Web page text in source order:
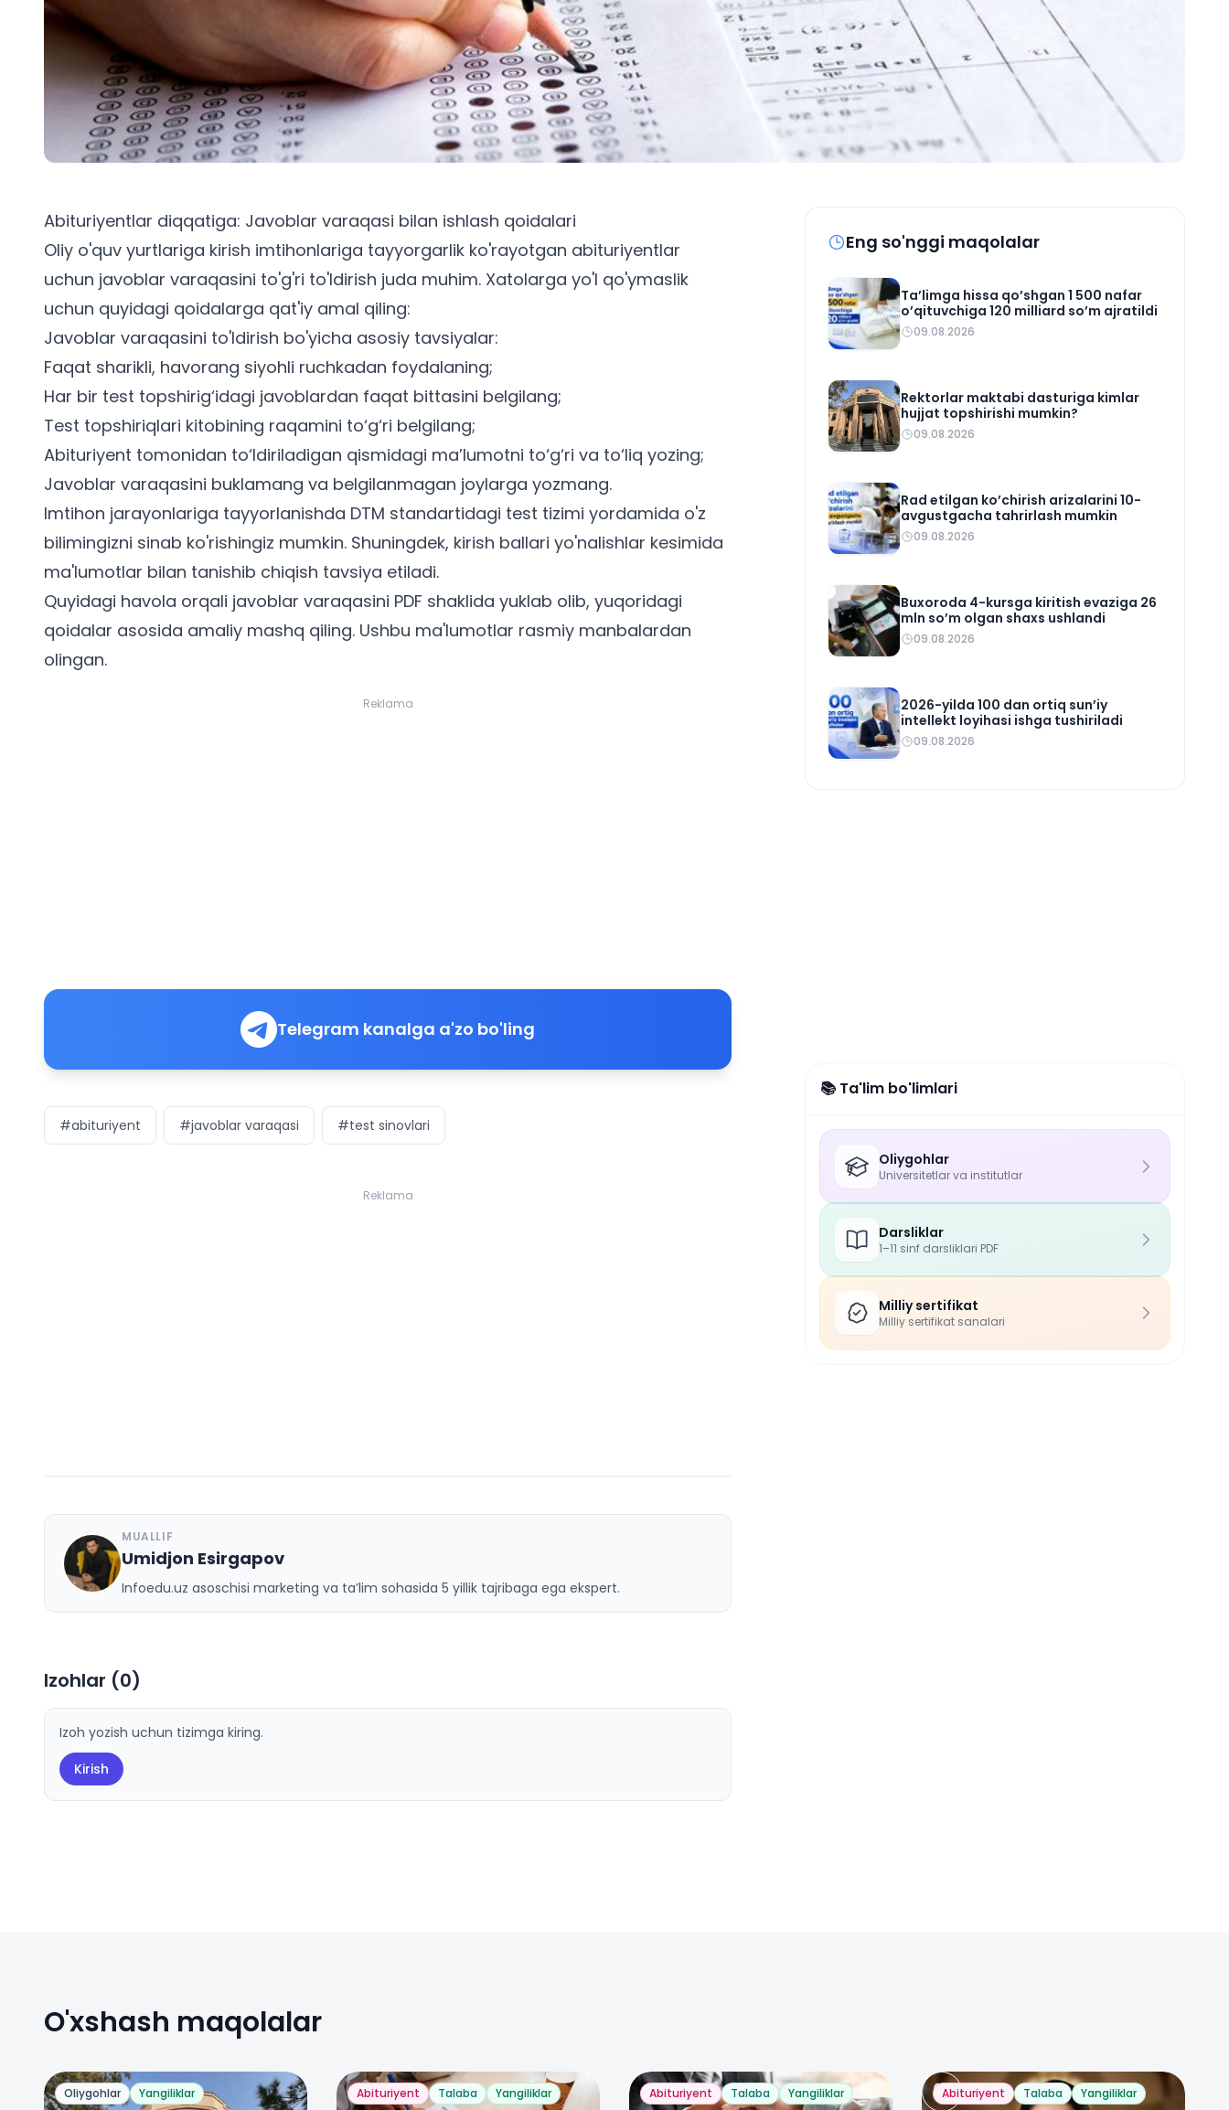
Abituriyentlar diqqatiga: Javoblar varaqasi bilan ishlash qoidalari
Oliy o'quv yurtlariga kirish imtihonlariga tayyorgarlik ko'rayotgan abituriyentlar
uchun javoblar varaqasini to'g'ri to'ldirish juda muhim. Xatolarga yo'l qo'ymaslik
uchun quyidagi qoidalarga qat'iy amal qiling:
Javoblar varaqasini to'ldirish bo'yicha asosiy tavsiyalar:
Faqat sharikli, havorang siyohli ruchkadan foydalaning;
Har bir test topshirig‘idagi javoblardan faqat bittasini belgilang;
Test topshiriqlari kitobining raqamini to‘g‘ri belgilang;
Abituriyent tomonidan to‘ldiriladigan qismidagi ma’lumotni to‘g‘ri va to‘liq yozing;
Javoblar varaqasini buklamang va belgilanmagan joylarga yozmang.
Imtihon jarayonlariga tayyorlanishda DTM standartidagi test tizimi yordamida o'z
bilimingizni sinab ko'rishingiz mumkin. Shuningdek, kirish ballari yo'nalishlar kesimida
ma'lumotlar bilan tanishib chiqish tavsiya etiladi.
Quyidagi havola orqali javoblar varaqasini PDF shaklida yuklab olib, yuqoridagi
qoidalar asosida amaliy mashq qiling. Ushbu ma'lumotlar rasmiy manbalardan
olingan.
Reklama
Telegram kanalga a'zo bo'ling
#abituriyent #javoblar varaqasi #test sinovlari
Reklama
U
MUALLIF
Umidjon Esirgapov
Infoedu.uz asoschisi marketing va ta’lim sohasida 5 yillik tajribaga ega ekspert.
Izohlar (0)
Izoh yozish uchun tizimga kiring.
Kirish
Eng so'nggi maqolalar
Ta’limga hissa qo’shgan 1 500 nafar
o’qituvchiga 120 milliard so’m ajratildi
09.08.2026
Rektorlar maktabi dasturiga kimlar
hujjat topshirishi mumkin?
09.08.2026
Rad etilgan ko’chirish arizalarini 10-
avgustgacha tahrirlash mumkin
09.08.2026
Buxoroda 4-kursga kiritish evaziga 26
mln so’m olgan shaxs ushlandi
09.08.2026
2026-yilda 100 dan ortiq sun’iy
intellekt loyihasi ishga tushiriladi
09.08.2026
📚 Ta'lim bo'limlari
Oliygohlar
Universitetlar va institutlar
Darsliklar
1–11 sinf darsliklari PDF
Milliy sertifikat
Milliy sertifikat sanalari
O'xshash maqolalar
Oliygohlar Yangiliklar Abituriyent Talaba Yangiliklar Abituriyent Talaba Yangiliklar Abituriyent Talaba Yangiliklar